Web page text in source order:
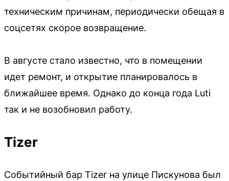
техническим причинам, периодически обещая в
соцсетях скорое возвращение.
В августе стало известно, что в помещении
идет ремонт, и открытие планировалось в
ближайшее время. Однако до конца года Luti
так и не возобновил работу.
Tizer
Событийный бар Tizer на улице Пискунова был